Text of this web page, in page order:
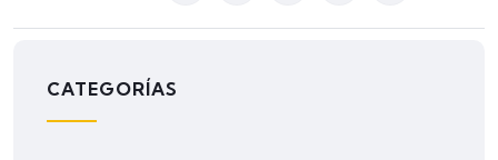
CATEGORÍAS